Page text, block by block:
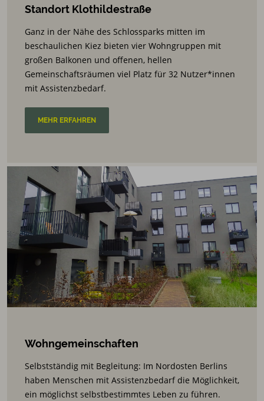
Standort Klothildestraße
Ganz in der Nähe des Schlossparks mitten im
beschaulichen Kiez bieten vier Wohngruppen mit
großen Balkonen und offenen, hellen
Gemeinschaftsräumen viel Platz für 32 Nutzer*innen
mit Assistenzbedarf.
MEHR ERFAHREN
Wohngemeinschaften
Selbstständig mit Begleitung: Im Nordosten Berlins
haben Menschen mit Assistenzbedarf die Möglichkeit,
ein möglichst selbstbestimmtes Leben zu führen.